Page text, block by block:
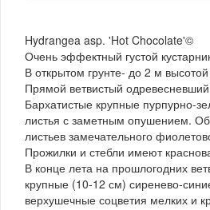
Hydrangea asp. 'Hot Chocolate'©
Очень эффектный густой
В открытом грунте- до 2 м
Прямой ветвистый
Бархатистые крупные пурпурно-
листья с заметным опушением.
листьев замечательного
Прожилки и стебли имеют
В конце лета на прошлогодних
крупные (10-12 см) сиренево-
верхушечные соцветия мелких и